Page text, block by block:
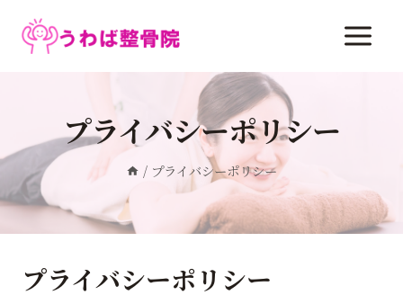
プ
プライバシーポリシー
/ プライバシーポリシー
プライバシーポリシー